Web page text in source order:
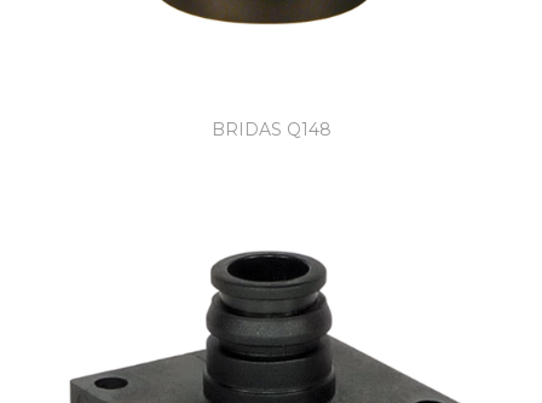
BRIDAS Q148